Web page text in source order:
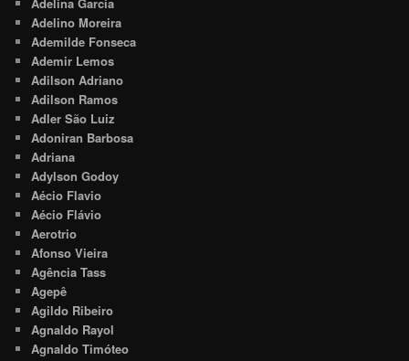
Adelino Moreira
Ademilde Fonseca
Ademir Lemos
Adilson Adriano
Adilson Ramos
Adler São Luiz
Adoniran Barbosa
Adriana
Adylson Godoy
Aécio Flavio
Aécio Flávio
Aerotrio
Afonso Vieira
Agência Tass
Agepê
Agildo Ribeiro
Agnaldo Rayol
Agnaldo Timóteo